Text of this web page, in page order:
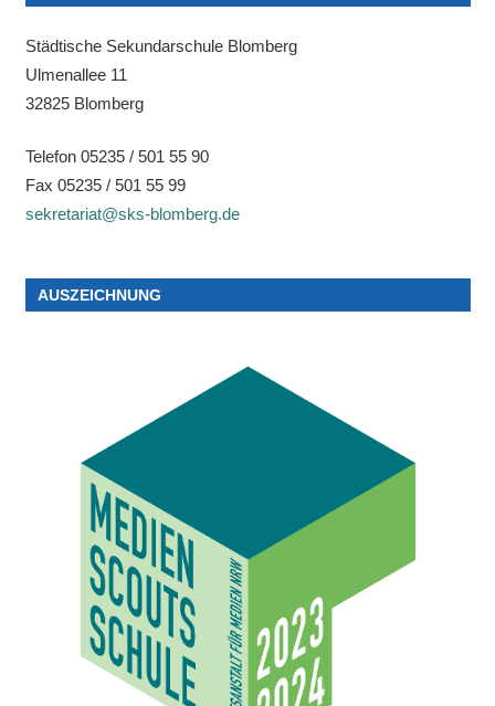
Städtische Sekundarschule Blomberg
Ulmenallee 11
32825 Blomberg
Telefon 05235 / 501 55 90
Fax 05235 / 501 55 99
sekretariat@sks-blomberg.de
AUSZEICHNUNG